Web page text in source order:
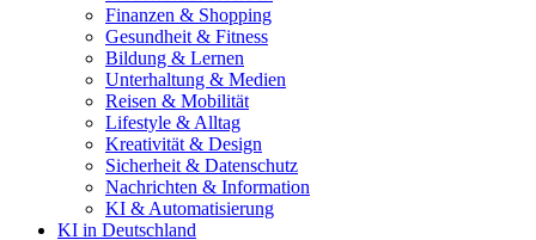
Finanzen & Shopping
Gesundheit & Fitness
Bildung & Lernen
Unterhaltung & Medien
Reisen & Mobilität
Lifestyle & Alltag
Kreativität & Design
Sicherheit & Datenschutz
Nachrichten & Information
KI & Automatisierung
KI in Deutschland